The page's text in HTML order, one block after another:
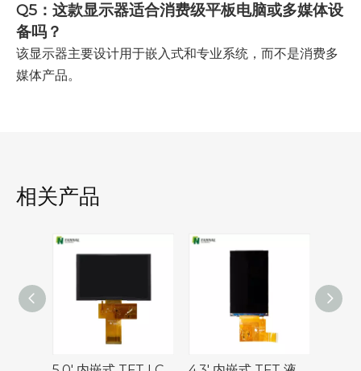
Q5：这款显示器适合消费级平板电脑或多媒体设
备吗？
该显示器主要设计用于嵌入式和专业系统，而不是消费多
媒体产品。
相关产品